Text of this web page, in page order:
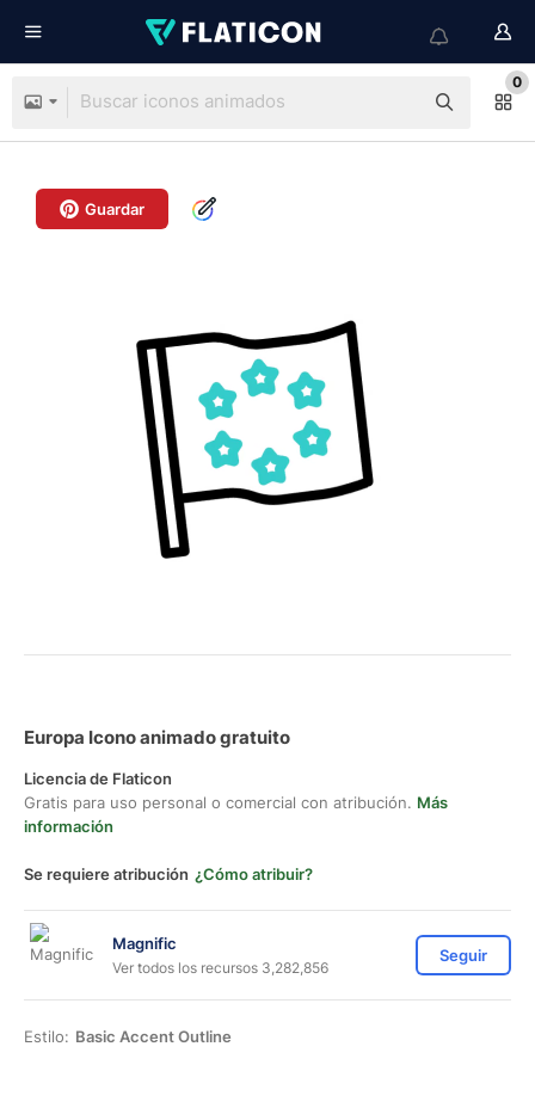
0
Guardar
Europa Icono animado gratuito
Licencia de Flaticon
Gratis para uso personal o comercial con atribución. Más
información
Se requiere atribución ¿Cómo atribuir?
Magnific
Ver todos los recursos 3,282,856
Seguir
Estilo: Basic Accent Outline